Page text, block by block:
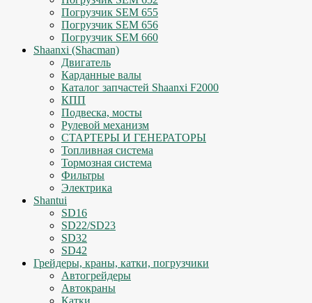
Погрузчик SEM 655
Погрузчик SEM 656
Погрузчик SEM 660
Shaanxi (Shacman)
Двигатель
Карданные валы
Каталог запчастей Shaanxi F2000
КПП
Подвеска, мосты
Рулевой механизм
СТАРТЕРЫ И ГЕНЕРАТОРЫ
Топливная система
Тормозная система
Фильтры
Электрика
Shantui
SD16
SD22/SD23
SD32
SD42
Грейдеры, краны, катки, погрузчики
Автогрейдеры
Автокраны
Катки